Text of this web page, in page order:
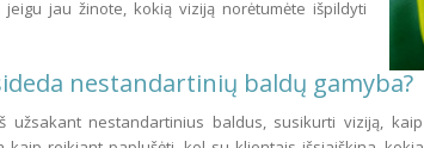
jeigu jau žinote, kokią viziją norėtumėte išpildyti
nestandartinių baldų gamyba?
užsakant nestandartinius baldus, susikurti viziją,